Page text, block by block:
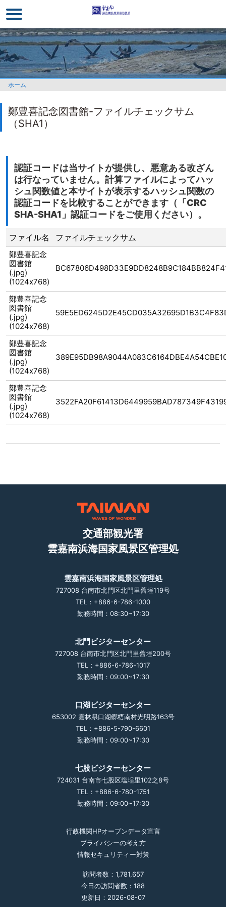
イ
ン
コ
ン
テ
ン
ツ
セ
ホーム
鄭豊喜記念図書館-ファイルチェックサム
（SHA1）
認証コードは当サイトが提供し、悪意ある改ざん
は行なっていません。計算ファイルによってハッ
シュ関数値と本サイトが表示するハッシュ関数の
認証コードを比較することができます（「CRC
SHA-SHA1」認証コードをご使用ください）。
ファイル名 ファイルチェックサム
鄭豊喜記念
図書館
(.jpg)
(1024x768)
鄭豊喜記念
図書館
(.jpg)
(1024x768)
鄭豊喜記念
図書館
(.jpg)
(1024x768)
鄭豊喜記念
図書館
(.jpg)
(1024x768)
交通部観光署
雲嘉南浜海国家風景区管理処
雲嘉南浜海国家風景区管理処
727008 台南市北門区北門里舊埕119号
TEL：+886-6-786-1000
勤務時間：08:30~17:30
北門ビジターセンター
727008 台南市北門区北門里舊埕200号
TEL：+886-6-786-1017
勤務時間：09:00~17:30
口湖ビジターセンター
653002 雲林県口湖郷梧南村光明路163号
TEL：+886-5-790-6601
勤務時間：09:00~17:30
七股ビジターセンター
724031 台南市七股区塩埕里102之8号
TEL：+886-6-780-1751
勤務時間：09:00~17:30
行政機関HPオープンデータ宣言
プライバシーの考え方
情報セキュリティー対策
訪問者数：1,781,657
今日の訪問者数：188
更新日：2026-08-07